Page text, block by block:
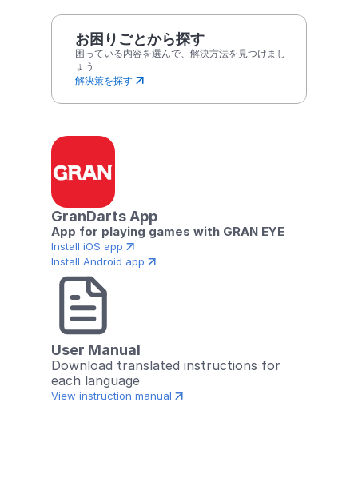
お困りごとから探す
困っている内容を選んで、解決方法を見つけまし
ょう
解決策を探す
GranDarts App
App for playing games with GRAN EYE
Install iOS app
Install Android app
User Manual
Download translated instructions for
each language
View instruction manual